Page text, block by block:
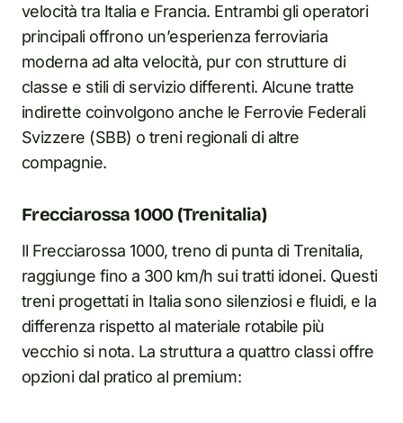
velocità tra Italia e Francia. Entrambi gli operatori
principali offrono un’esperienza ferroviaria
moderna ad alta velocità, pur con strutture di
classe e stili di servizio differenti. Alcune tratte
indirette coinvolgono anche le Ferrovie Federali
Svizzere (SBB) o treni regionali di altre
compagnie.
Frecciarossa 1000 (Trenitalia)
Il Frecciarossa 1000, treno di punta di Trenitalia,
raggiunge fino a 300 km/h sui tratti idonei. Questi
treni progettati in Italia sono silenziosi e fluidi, e la
differenza rispetto al materiale rotabile più
vecchio si nota. La struttura a quattro classi offre
opzioni dal pratico al premium: